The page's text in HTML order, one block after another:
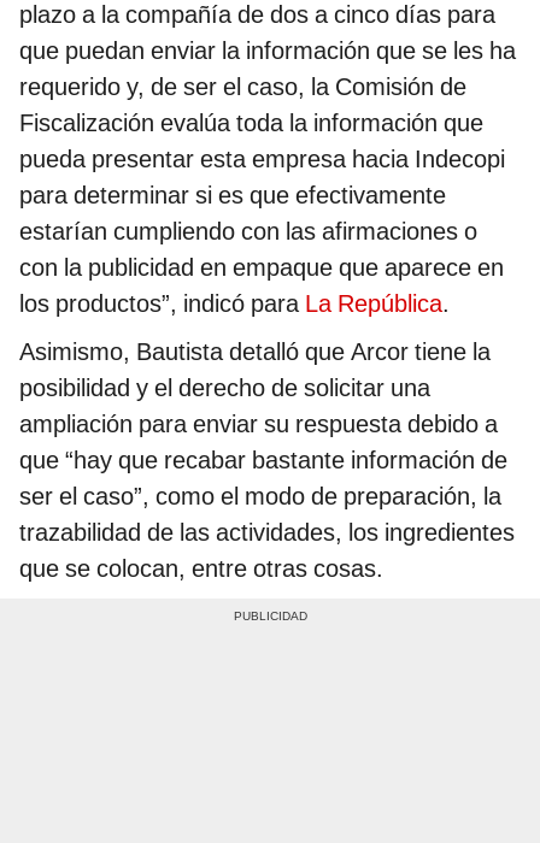
plazo a la compañía de dos a cinco días para
que puedan enviar la información que se les ha
requerido y, de ser el caso, la Comisión de
Fiscalización evalúa toda la información que
pueda presentar esta empresa hacia Indecopi
para determinar si es que efectivamente
estarían cumpliendo con las afirmaciones o
con la publicidad en empaque que aparece en
los productos”, indicó paraLa República.
Asimismo, Bautista detalló que Arcor tiene la
posibilidad y el derecho de solicitar una
ampliación para enviar su respuesta debido a
que “hay que recabar bastante información de
ser el caso”, como el modo de preparación, la
trazabilidad de las actividades, los ingredientes
que se colocan, entre otras cosas.